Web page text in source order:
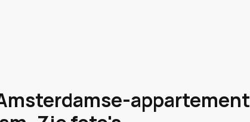
appartement